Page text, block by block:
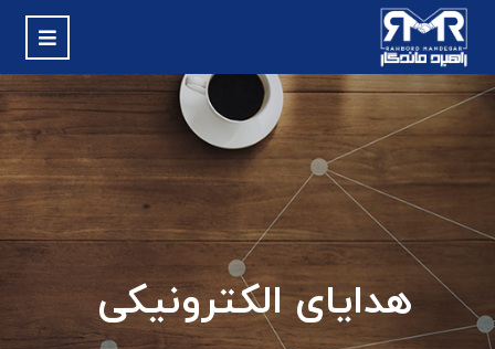
هدایای الکترونیکی